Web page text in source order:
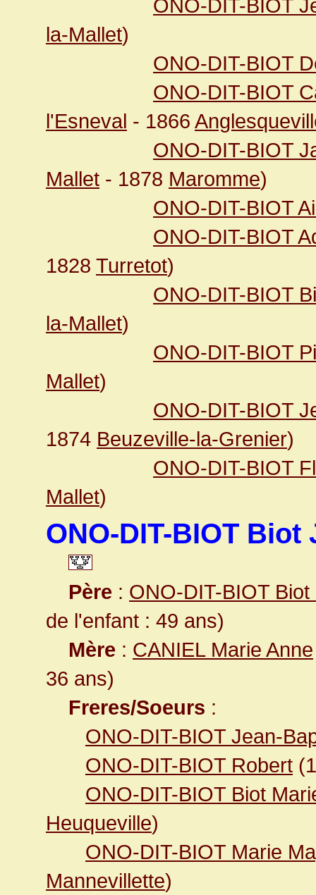
ONO-DIT-BIOT
la-Mallet)
ONO-DIT-BIOT
ONO-DIT-BIOT
l'Esneval - 1866
ONO-DIT-BIOT
Mallet - 1878 Maromme)
ONO-DIT-BIOT
ONO-DIT-BIOT
1828 Turretot)
ONO-DIT-BIOT
la-Mallet)
ONO-DIT-BIOT
Mallet)
ONO-DIT-BIOT
1874 Beuzeville-la-Grenier)
ONO-DIT-BIOT
Mallet)
ONO-DIT-BIOT
Père : ONO-DIT-BIOT Biot
de l'enfant : 49 ans)
Mère : CANIEL Marie Anne
36 ans)
Freres/Soeurs :
ONO-DIT-BIOT Jean-
ONO-DIT-BIOT Robert
ONO-DIT-BIOT Biot
Heuqueville)
ONO-DIT-BIOT Marie
Mannevillette)